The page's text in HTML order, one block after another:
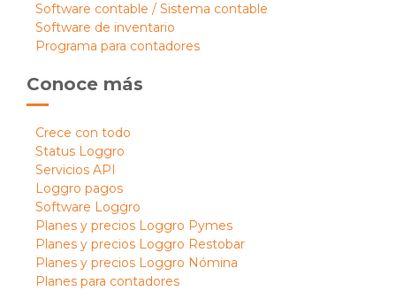
Software contable / Sistema contable
Software de inventario
Programa para contadores
Conoce más
Crece con todo
Status Loggro
Servicios API
Loggro pagos
Software Loggro
Planes y precios Loggro Pymes
Planes y precios Loggro Restobar
Planes y precios Loggro Nómina
Planes para contadores